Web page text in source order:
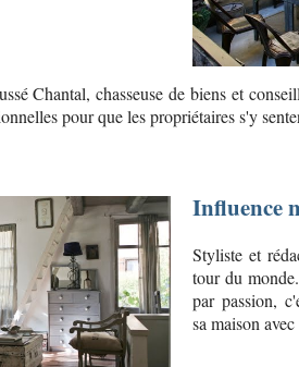
Chantal, chasseuse de biens et
pour que les propriétaires s'y
Influence
Styliste et
tour du
par passion,
sa maison